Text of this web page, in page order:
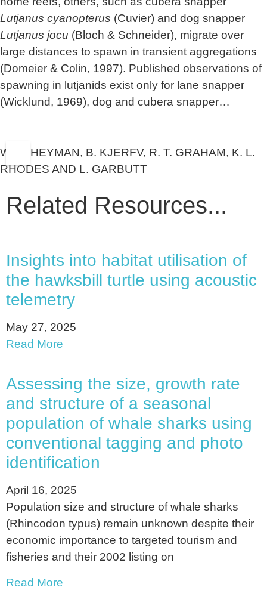
Lutjanus cyanopterus (Cuvier) and dog snapper
Lutjanus jocu (Bloch & Schneider), migrate over
large distances to spawn in transient aggregations
(Domeier & Colin, 1997). Published observations of
spawning in lutjanids exist only for lane snapper
(Wicklund, 1969), dog and cubera snapper…
W. D. HEYMAN, B. KJERFV, R. T. GRAHAM, K. L.
RHODES AND L. GARBUTT
Related Resources...
Insights into habitat utilisation of
the hawksbill turtle using acoustic
telemetry
May 27, 2025
Read More
Assessing the size, growth rate
and structure of a seasonal
population of whale sharks using
conventional tagging and photo
identification
April 16, 2025
Population size and structure of whale sharks
(Rhincodon typus) remain unknown despite their
economic importance to targeted tourism and
fisheries and their 2002 listing on
Read More